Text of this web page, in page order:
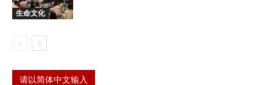
生命文化
请以简体中文输入